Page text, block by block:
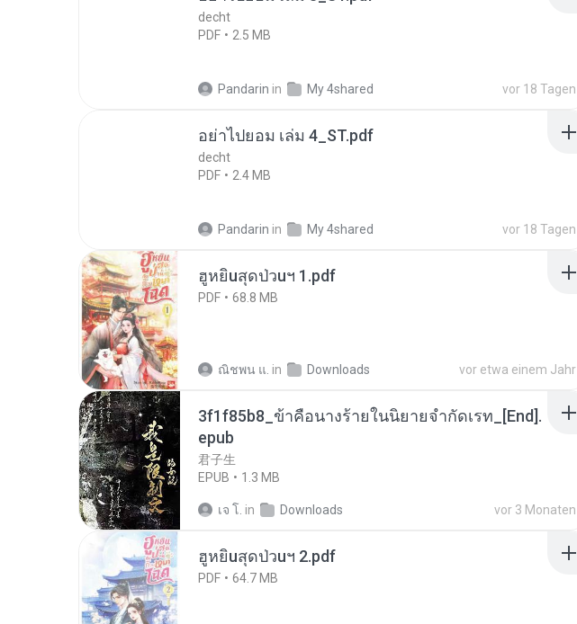
decht
PDF
2.5 MB
Pandarin in My 4shared vor 18 Tagen
อย่าไปยอม เล่ม 4_ST.pdf
decht
PDF
2.4 MB
Pandarin in My 4shared vor 18 Tagen
ฮูหยิuสุดป่วuฯ 1.pdf
PDF 68.8 MB
ณิชพน แ. in Downloads vor etwa einem Jahr
3f1f85b8_ข้าคือนางร้ายในนิยายจำกัดเรท_[End].
epub
君子生
EPUB
1.3 MB
เจ โ. in Downloads vor 3 Monaten
ฮูหยิuสุดป่วuฯ 2.pdf
PDF 64.7 MB